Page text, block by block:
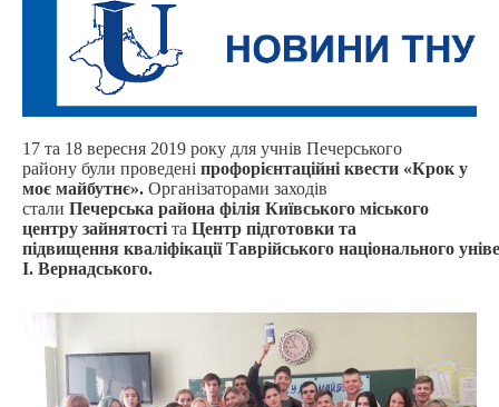
17 та 18 вересня 2019 року для учнів Печерського
району були проведені профорієнтаційні квести «Крок у
моє майбутнє». Організаторами заходів
стали Печерська района філія Київського міського
центру зайнятості та Центр підготовки та
підвищення кваліфікації Таврійського національного
І. Вернадського.